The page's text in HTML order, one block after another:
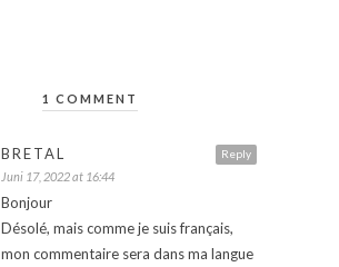
1 COMMENT
Reply
BRETAL
Juni 17, 2022 at 16:44
Bonjour
Désolé, mais comme je suis français,
mon commentaire sera dans ma langue